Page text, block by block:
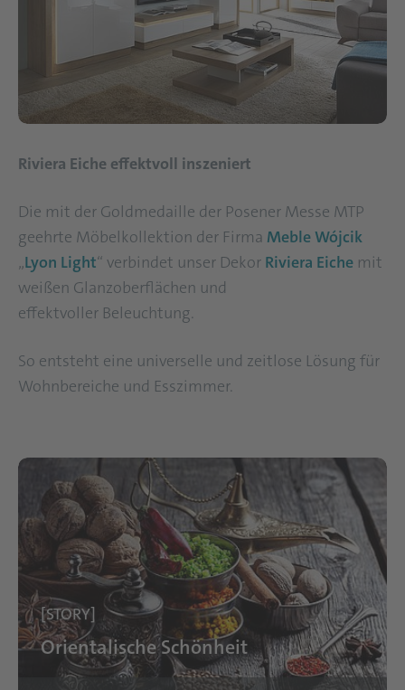
Riviera Eiche effektvoll inszeniert
Die mit der Goldmedaille der Posener Messe MTP
geehrte Möbelkollektion der Firma Meble Wójcik
„Lyon Light“ verbindet unser Dekor Riviera Eiche mit
weißen Glanzoberflächen und
effektvoller Beleuchtung.
So entsteht eine universelle und zeitlose Lösung für
Wohnbereiche und Esszimmer.
[STORY]
Orientalische Schönheit